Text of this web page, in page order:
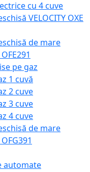
cu 4 cuve
VELOCITY OXE
de mare
pe gaz
1 cuvă
2 cuve
3 cuve
4 cuve
de mare
automate